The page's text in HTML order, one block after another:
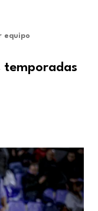
equipo
temporadas